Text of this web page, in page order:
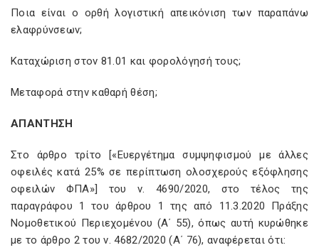
Ποια είναι ο ορθή λογιστική απεικόνιση των παραπάνω
ελαφρύνσεων;
Καταχώριση στον 81.01 και φορολόγησή τους;
Μεταφορά στην καθαρή θέση;
ΑΠΑΝΤΗΣΗ
Στο άρθρο τρίτο [«Ευεργέτημα συμψηφισμού με άλλες
οφειλές κατά 25% σε περίπτωση ολοσχερούς εξόφλησης
οφειλών ΦΠΑ»] του ν. 4690/2020, στο τέλος της
παραγράφου 1 του άρθρου 1 της από 11.3.2020 Πράξης
Νομοθετικού Περιεχομένου (Α΄ 55), όπως αυτή κυρώθηκε
με το άρθρο 2 του ν. 4682/2020 (Α΄ 76), αναφέρεται ότι: